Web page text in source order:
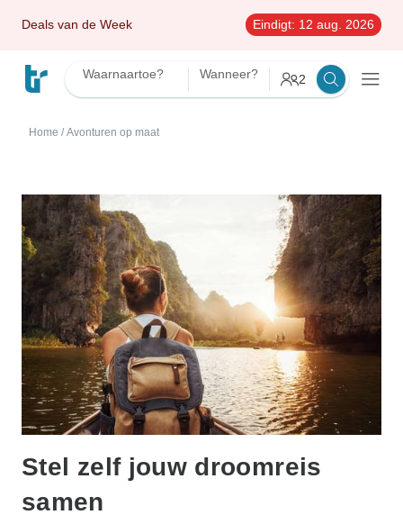
Deals van de Week Eindigt: 12 aug. 2026
Waarnaartoe? Wanneer? 2
Home / Avonturen op maat
Stel zelf jouw droomreis
samen